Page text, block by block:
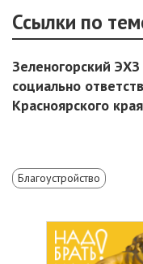
Ссылки по
Зеленогорский
социально
Красноярского края
Благоустройство